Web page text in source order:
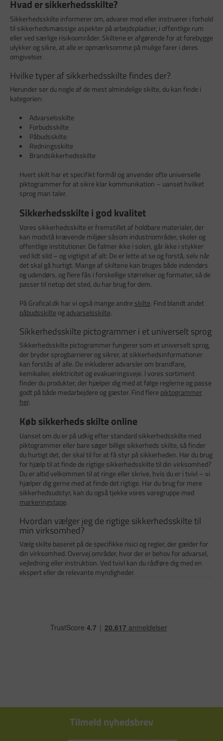
Hvad er sikkerhedsskilte?
Sikkerhedsskilte informerer om, advarer mod eller instruerer i forhold
til sikkerhedsmæssige aspekter på arbejdspladser, i offentlige rum
eller ved særlige risikoområder. Skiltene er afgørende for at forebygge
ulykker og sikre, at alle er opmærksomme på mulige farer i deres
omgivelser.
Hvilke typer af sikkerhedsskilte findes der?
Herunder ser du nogle af de mest almindelige skilte, du kan finde i
kategorien:
Advarselsskilte
Forbudsskilte
Påbudsskilte
Redningsskilte
Brandsikkerhedsskilte
Hvert skilt har et specifikt formål og anvender ofte universelle
piktogrammer for at sikre klar kommunikation – uanset hvilket
sprog man taler.
Sikkerhedsskilte i god kvalitet
Vores sikkerhedsskilte er fremstillet af holdbare materialer, der
kan modstå krævende miljøer såsom industriområder, skoler og
offentlige institutioner. De falmer ikke i solen, går ikke i stykker
ved lidt slid – og vigtigst af alt: De er lette at se og forstå, selv når
det skal gå hurtigt. Mange af skiltene kan bruges både indendørs
og udendørs, og flere fås i forskellige størrelser og formater, så de
passer til netop det sted, du har brug for dem.
På Grafical.dk har vi også mange andre skilte. Find blandt andet
påbudsskilte ogadvarselsskilte.
Sikkerhedsskilte pictogrammer i et universelt sprog
Sikkerhedsskilte pictogrammer fungerer som et universelt sprog,
der bryder sprogbarrierer og sikrer, at sikkerhedsinformationer
kan forstås af alle. De inkluderer advarsler om brandfare,
kemikalier, elektricitet og evakueringsveje. I vores sortiment
finder du produkter, der hjælper dig med at følge reglerne og passe
godt på både medarbejdere og gæster. Find flere piktogrammer
her.
Køb sikkerheds skilte online
Uanset om du er på udkig efter standard sikkerhedsskilte med
piktogrammer eller bare søger billige sikkerheds skilte, så finder
du hurtigt det, der skal til for at få styr på sikkerheden. Har du brug
for hjælp til at finde de rigtige sikkerhedsskilte til din virksomhed?
Du er altid velkommen til at ringe eller skrive, hvis du er i tvivl – vi
hjælper dig gerne med at finde det rigtige. Har du brug for mere
sikkerhedsudstyr, kan du også tjekke vores varegruppe med
markeringstape.
Hvordan vælger jeg de rigtige sikkerhedsskilte til
min virksomhed?
Vælg skilte baseret på de specifikke risici og regler, der gælder for
din virksomhed. Overvej områder, hvor der er behov for advarsel,
vejledning eller instruktion. Ved tvivl kan du rådføre dig med en
ekspert eller de relevante myndigheder.
Tilmeld nyhedsbrev